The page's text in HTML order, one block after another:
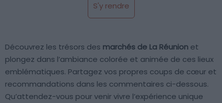
S'y rendre
Découvrez les trésors des marchés de La Réunion et
plongez dans l’ambiance colorée et animée de ces lieux
emblématiques. Partagez vos propres coups de cœur et
recommandations dans les commentaires ci-dessous.
Qu’attendez-vous pour venir vivre l’expérience unique